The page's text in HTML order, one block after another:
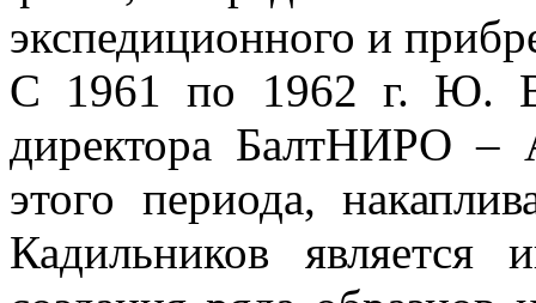
экспедиционного и
С 1961 по 1962 г. Ю. В.
директора БалтНИРО –
этого периода,
Кадильников является